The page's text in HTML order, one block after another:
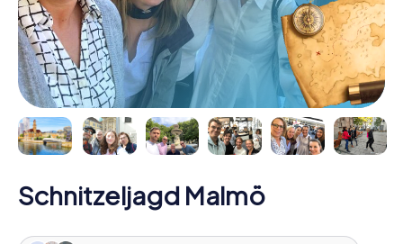
Schnitzeljagd Malmö